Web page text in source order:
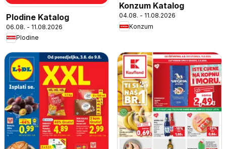
Plodine Katalog
06.08. - 11.08.2026
Plodine
Konzum Katalog
04.08. - 11.08.2026
Konzum